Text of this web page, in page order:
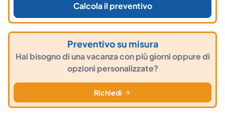
Calcola il preventivo
Preventivo su misura
Hai bisogno di una vacanza con più giorni oppure di
opzioni personalizzate?
Richiedi